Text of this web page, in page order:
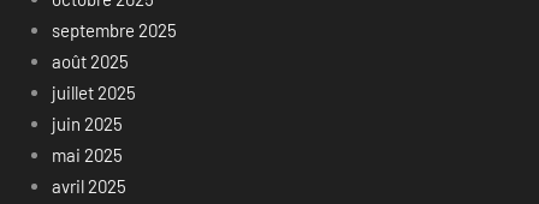
septembre 2025
août 2025
juillet 2025
juin 2025
mai 2025
avril 2025